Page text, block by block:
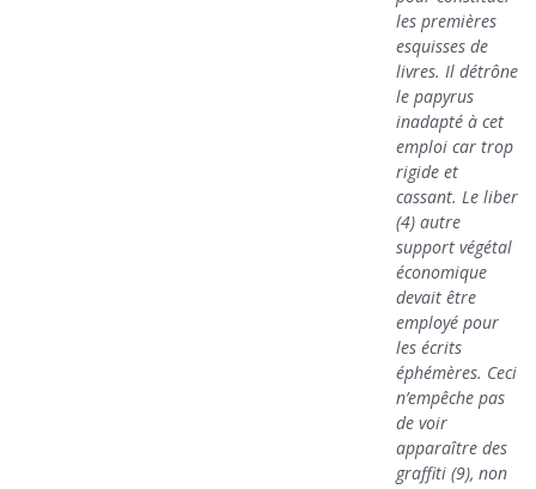
les premières
esquisses de
livres. Il détrône
le papyrus
inadapté à cet
emploi car trop
rigide et
cassant. Le liber
(4) autre
support végétal
économique
devait être
employé pour
les écrits
éphémères. Ceci
n’empêche pas
de voir
apparaître des
graffiti (9), non